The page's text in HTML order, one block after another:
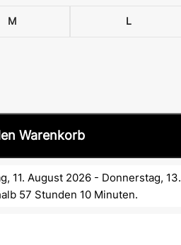
M L
Warenkorb
11. August 2026 - Donnerstag, 13.
57 Stunden 10 Minuten.